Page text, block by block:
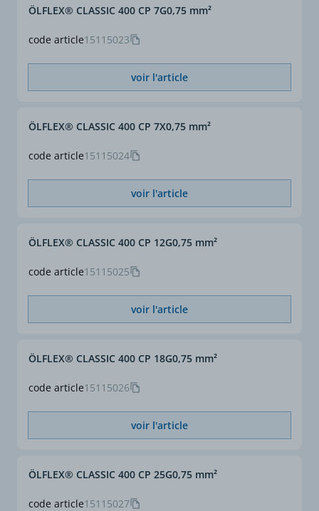
code article15115023
ÖLFLEX® CLASSIC 400 CP 7G0,75 mm²
voir l'article
code article15115024
ÖLFLEX® CLASSIC 400 CP 7X0,75 mm²
voir l'article
code article15115025
ÖLFLEX® CLASSIC 400 CP 12G0,75 mm²
voir l'article
code article15115026
ÖLFLEX® CLASSIC 400 CP 18G0,75 mm²
voir l'article
code article15115027
ÖLFLEX® CLASSIC 400 CP 25G0,75 mm²